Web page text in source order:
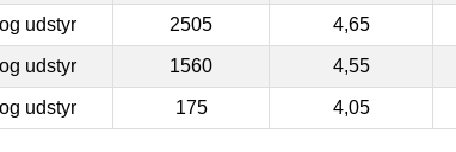
udstyr 2505 4,65
udstyr 1560 4,55
udstyr 175 4,05